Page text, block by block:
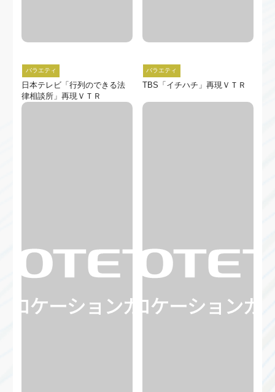
バラエティ
日本テレビ「行列のできる法
律相談所」再現ＶＴＲ
バラエティ
TBS「イチハチ」再現ＶＴＲ